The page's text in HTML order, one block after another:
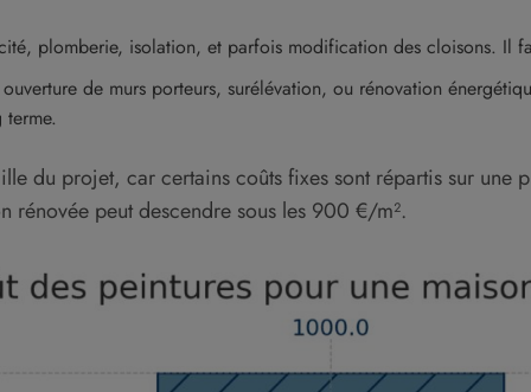
plomberie, isolation, et parfois modification des cloisons. Il
de murs porteurs, surélévation, ou rénovation
du projet, car certains coûts fixes sont répartis sur une
rénovée peut descendre sous les 900 €/m².